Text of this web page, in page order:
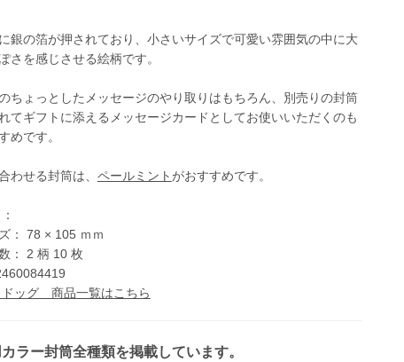
銀の箔が押されており、小さいサイズで可愛い雰囲気の中に大
さを感じさせる絵柄です。
ちょっとしたメッセージのやり取りはもちろん、別売りの封筒
てギフトに添えるメッセージカードとしてお使いいただくのも
めです。
わせる封筒は、 ペールミント がおすすめです。
： 78 × 105 ｍｍ
： 2 柄 10 枚
ドッグ 商品一覧はこちら
ラー封筒全種類を掲載しています。